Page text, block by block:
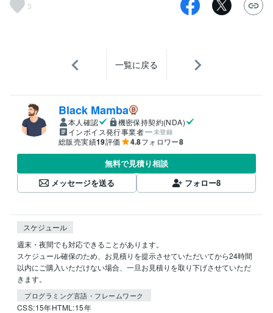
3
一覧に戻る
Black Mamba
本人確認
機密保持契約(NDA)
インボイス発行事業者
未登録
総販売実績19評価 4.8フォロワー8
無料で見積り相談
メッセージを送る
フォロー8
スケジュール
週末・夜間でも対応できることがあります。
スケジュール確保のため、お見積りを提示させていただいてから24時間
以内にご購入いただけない場合、一旦お見積りを取り下げさせていただ
きます。
プログラミング言語・フレームワーク
CSS:15年HTML:15年